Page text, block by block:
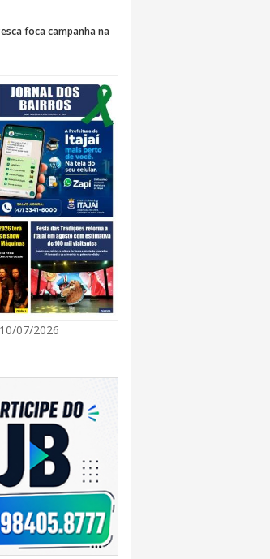
foca campanha na
de novos uniformes
abre primeira unidade
no Cineteatro
da mulher
10/07/2026